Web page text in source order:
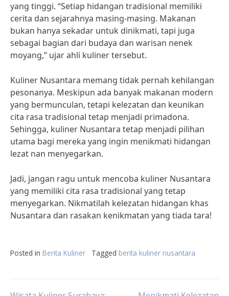
yang tinggi. “Setiap hidangan tradisional memiliki
cerita dan sejarahnya masing-masing. Makanan
bukan hanya sekadar untuk dinikmati, tapi juga
sebagai bagian dari budaya dan warisan nenek
moyang,” ujar ahli kuliner tersebut.
Kuliner Nusantara memang tidak pernah kehilangan
pesonanya. Meskipun ada banyak makanan modern
yang bermunculan, tetapi kelezatan dan keunikan
cita rasa tradisional tetap menjadi primadona.
Sehingga, kuliner Nusantara tetap menjadi pilihan
utama bagi mereka yang ingin menikmati hidangan
lezat nan menyegarkan.
Jadi, jangan ragu untuk mencoba kuliner Nusantara
yang memiliki cita rasa tradisional yang tetap
menyegarkan. Nikmatilah kelezatan hidangan khas
Nusantara dan rasakan kenikmatan yang tiada tara!
Posted in Berita Kuliner Tagged berita kuliner nusantara